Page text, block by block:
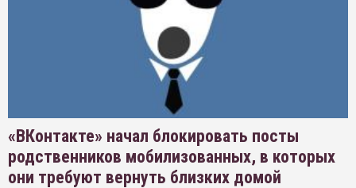
«ВКонтакте» начал блокировать посты
родственников мобилизованных, в которых
они требуют вернуть близких домой